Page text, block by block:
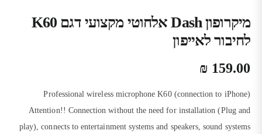
מיקרופון Dash אלחוטי מקצועי דגם K60
לחיבור לאייפון
₪ 159.00
Professional wireless microphone K60 (connection to iPhone)
Attention!! Connection without the need for installation (Plug and
play), connects to entertainment systems and speakers, sound systems
אינץ’ ובעוצמה של 20W עם
מיקרופון אלחוטי